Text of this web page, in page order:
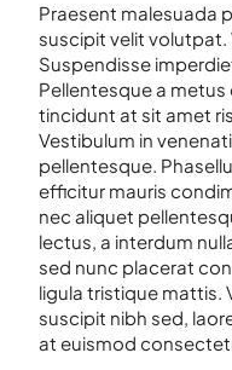
Praesent malesuada
suscipit velit volutpat.
Suspendisse
Pellentesque a
tincidunt at sit amet
Vestibulum in
pellentesque.
efficitur mauris
nec aliquet
lectus, a interdum
sed nunc placerat
ligula tristique mattis.
suscipit nibh sed,
at euismod